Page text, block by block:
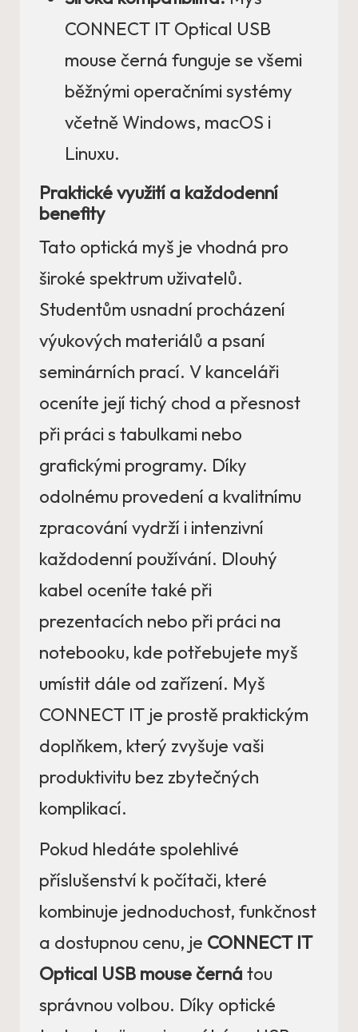
CONNECT IT Optical USB
mouse černá funguje se všemi
běžnými operačními systémy
včetně Windows, macOS i
Linuxu.
Praktické využití a každodenní
benefity
Tato optická myš je vhodná pro
široké spektrum uživatelů.
Studentům usnadní procházení
výukových materiálů a psaní
seminárních prací. V kanceláři
oceníte její tichý chod a přesnost
při práci s tabulkami nebo
grafickými programy. Díky
odolnému provedení a kvalitnímu
zpracování vydrží i intenzivní
každodenní používání. Dlouhý
kabel oceníte také při
prezentacích nebo při práci na
notebooku, kde potřebujete myš
umístit dále od zařízení. Myš
CONNECT IT je prostě praktickým
doplňkem, který zvyšuje vaši
produktivitu bez zbytečných
komplikací.
Pokud hledáte spolehlivé
příslušenství k počítači, které
kombinuje jednoduchost, funkčnost
a dostupnou cenu, je CONNECT IT
Optical USB mouse černá tou
správnou volbou. Díky optické